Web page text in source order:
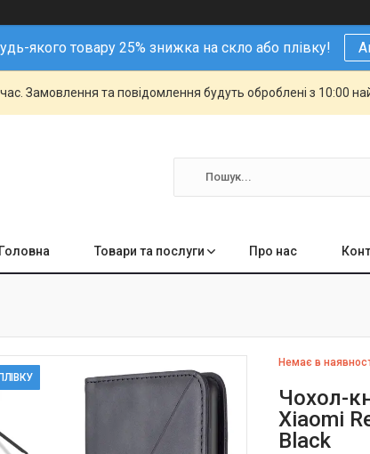
якого товару 25% знижка на скло або плівку!
Замовлення та повідомлення будуть оброблені з 10:00
Головна Товари та послуги Про нас
Немає в
Чохол-
Xiaomi
Black